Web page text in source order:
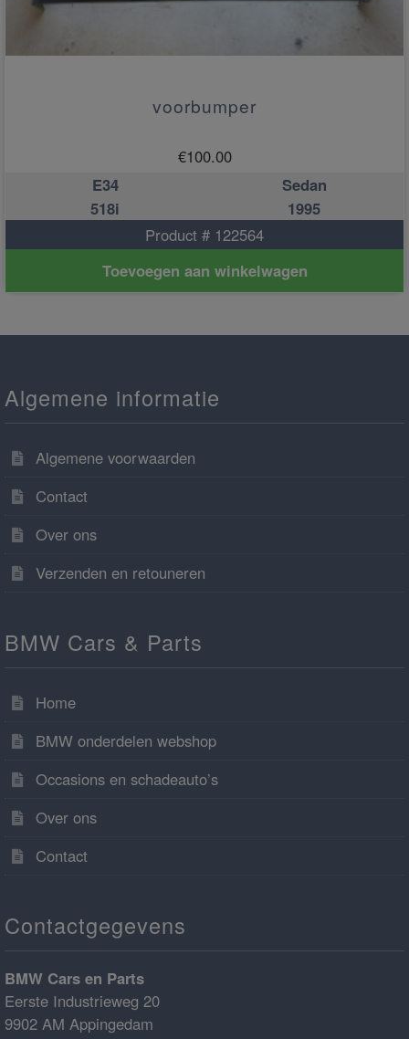
voorbumper
€100.00
E34
Sedan
518i
1995
Product # 122564
Toevoegen aan winkelwagen
Algemene informatie
Algemene voorwaarden
Contact
Over ons
Verzenden en retouneren
BMW Cars & Parts
Home
BMW onderdelen webshop
Occasions en schadeauto’s
Over ons
Contact
Contactgegevens
BMW Cars en Parts
Eerste Industrieweg 20
9902 AM Appingedam